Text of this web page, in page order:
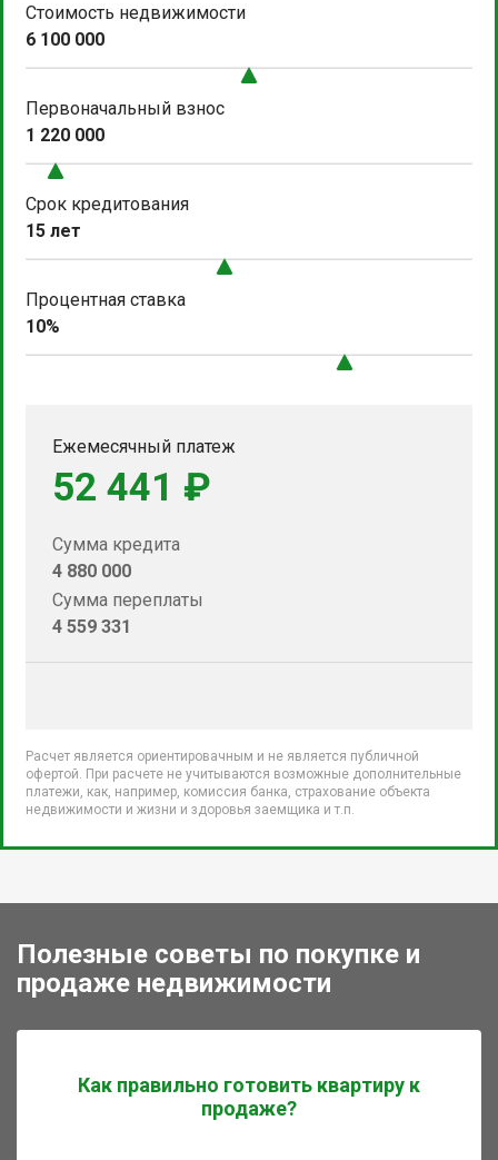
Стоимость недвижимости
6 100 000
Первоначальный взнос
1 220 000
Срок кредитования
15 лет
Процентная ставка
10%
Ежемесячный платеж
52 441 ₽
Сумма кредита
4 880 000
Сумма переплаты
4 559 331
Расчет является ориентировачным и не является публичной
офертой. При расчете не учитываются возможные дополнительные
платежи, как, например, комиссия банка, страхование объекта
недвижимости и жизни и здоровья заемщика и т.п.
Полезные советы по покупке и
продаже недвижимости
Как правильно готовить квартиру к
продаже?